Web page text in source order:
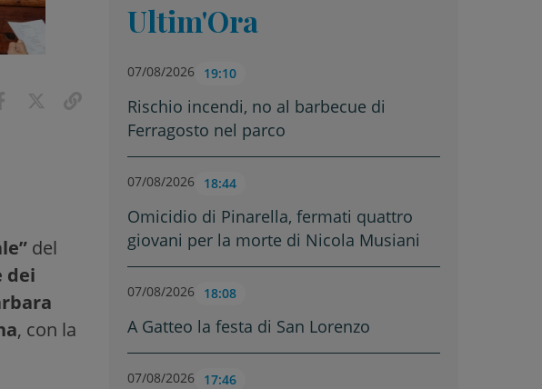
del
dei
, con la
Ultim'Ora
07/08/2026 19:10
Rischio incendi, no al barbecue di
Ferragosto nel parco
07/08/2026 18:44
Omicidio di Pinarella, fermati quattro
giovani per la morte di Nicola Musiani
07/08/2026 18:08
A Gatteo la festa di San Lorenzo
07/08/2026 17:46